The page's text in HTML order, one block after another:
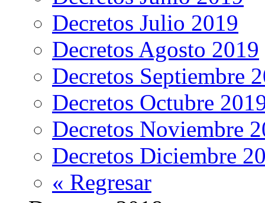
Decretos Julio 2019
Decretos Agosto 2019
Decretos Septiembre
Decretos Octubre
Decretos Noviembre
Decretos Diciembre
« Regresar